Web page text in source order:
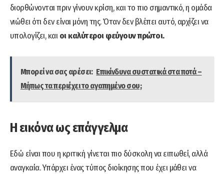
διορθώνονται πριν γίνουν κρίση, και το πιο σημαντικό, η ομάδα
νιώθει ότι δεν είναι μόνη της. Όταν δεν βλέπει αυτό, αρχίζει να
υπολογίζει, και οι καλύτεροι φεύγουν πρώτοι.
Μπορεί να σας αρέσει: Επικίνδυνα συστατικά στα ποτά –
Μήπως τα περιέχει το αγαπημένο σου;
Η εικόνα ως επάγγελμα
Εδώ είναι που η κριτική γίνεται πιο δύσκολη να ειπωθεί, αλλά
αναγκαία. Υπάρχει ένας τύπος διοίκησης που έχει μάθει να